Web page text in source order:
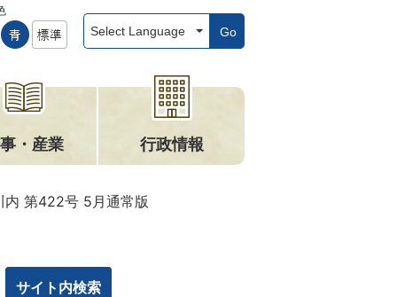
Go
・産業 行政情報
内 第422号 5月通常版
サイト内検索